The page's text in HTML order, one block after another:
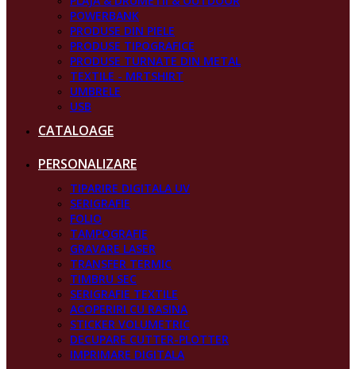
POWERBANK
PRODUSE DIN PIELE
PRODUSE TIPOGRAFICE
PRODUSE TURNATE DIN METAL
TEXTILE - MRTSHIRT
UMBRELE
USB
CATALOAGE
PERSONALIZARE
TIPARIRE DIGITALA UV
SERIGRAFIE
FOLIO
TAMPOGRAFIE
GRAVARE LASER
TRANSFER TERMIC
TIMBRU SEC
SERIGRAFIE TEXTILE
ACOPERIRI CU RASINA
STICKER VOLUMETRIC
DECUPARE CUTTER-PLOTTER
IMPRIMARE DIGITALA